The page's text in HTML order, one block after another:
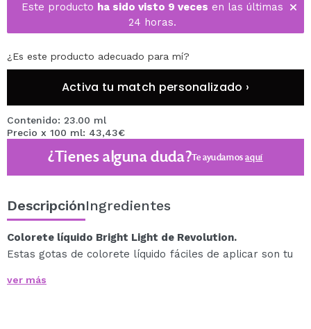
Este producto ha sido visto 9 veces en las últimas
24 horas.
¿Es este producto adecuado para mí?
Activa tu match personalizado ›
Contenido: 23.00 ml
Precio x 100 ml: 43,43€
¿Tienes alguna duda?Te ayudamosaquí
DescripciónIngredientes
Colorete líquido Bright Light de Revolution.
Estas gotas de colorete líquido fáciles de aplicar son tu
iluminado.
ver más